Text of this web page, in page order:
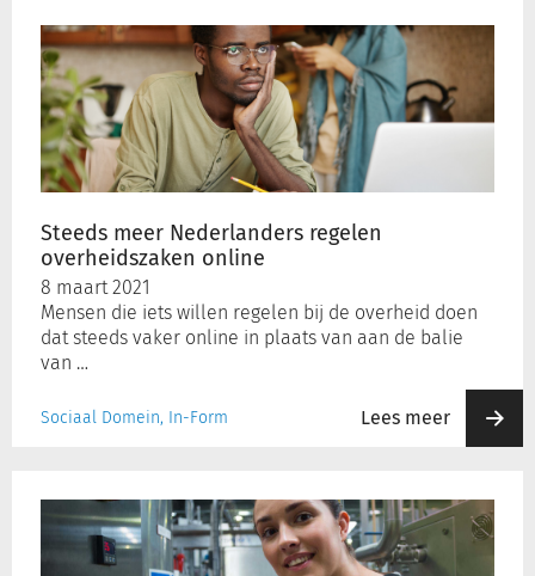
Steeds meer Nederlanders regelen
overheidszaken online
8 maart 2021
Mensen die iets willen regelen bij de overheid doen
dat steeds vaker online in plaats van aan de balie
van …
Sociaal Domein, In-Form Lees meer
meer
Nederlanders
regelen
overheidszaken
online
jeugdwerkloosheid
aanpakken